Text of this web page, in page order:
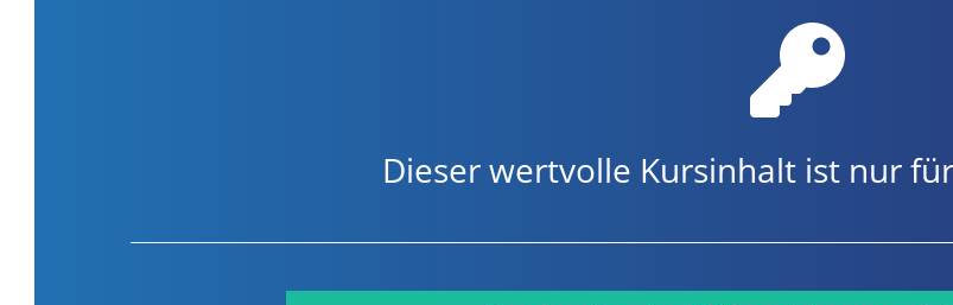
Dieser wertvolle Kursinhalt ist nur